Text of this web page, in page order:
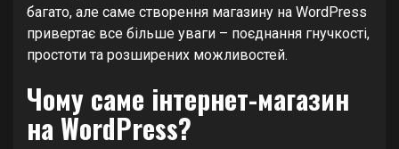
багато, але саме створення магазину на WordPress
привертає все більше уваги – поєднання гнучкості,
простоти та розширених можливостей.
Чому саме інтернет-магазин
на WordPress?